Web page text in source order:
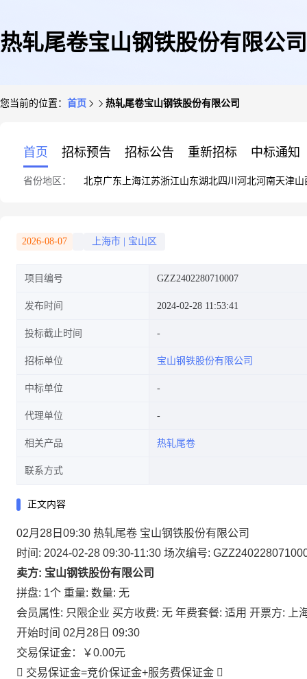
热轧尾卷宝山钢铁股份有限公司
您当前的位置： 首页 热轧尾卷宝山钢铁股份有限公司
首页 招标预告 招标公告 重新招标 中标通知
省份地区： 北京广东 上海江苏浙江山东湖北四川 河北河南天津山
2026-08-07 上海市 宝山区
项目编号 GZZ2402280710007
发布时间 2024-02-28 11:53:41
投标截止时间
招标单位 宝山钢铁股份有限公司
中标单位
代理单位
相关产品 热轧尾卷
联系方式
正文内容
02月28日09:30 热轧尾卷 宝山钢铁股份有限公司
时间: 2024-02-28 09:30-11:30 场次编号:
卖方: 宝山钢铁股份有限公司
拼盘: 1个 重量: 数量: 无
会员属性: 只限企业 买方收费: 无 年费套餐: 适用 开票方: 上
开始时间 02月28日 09:30
交易保证金：
￥0.00元
 交易保证金=竞价保证金+服务费保证金 